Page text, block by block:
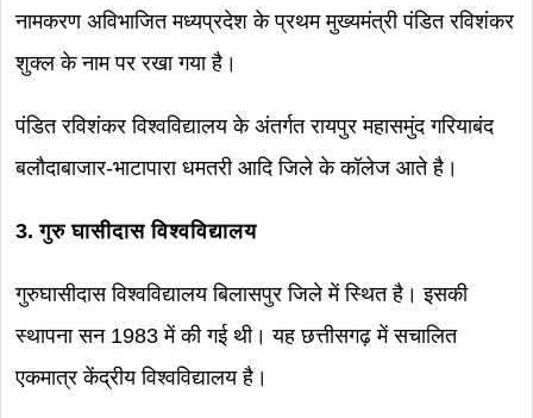
नामकरण अविभाजित मध्यप्रदेश के प्रथम मुख्यमंत्री पंडित रविशंकर
शुक्ल के नाम पर रखा गया है।
पंडित रविशंकर विश्वविद्यालय के अंतर्गत रायपुर महासमुंद गरियाबंद
बलौदाबाजार-भाटापारा धमतरी आदि जिले के कॉलेज आते है।
3. गुरु घासीदास विश्वविद्यालय
गुरुघासीदास विश्वविद्यालय बिलासपुर जिले में स्थित है। इसकी
स्थापना सन 1983 में की गई थी। यह छत्तीसगढ़ में सचालित
एकमात्र केंद्रीय विश्वविद्यालय है।